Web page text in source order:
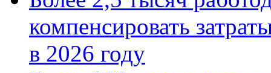
компенсировать
в 2026 году